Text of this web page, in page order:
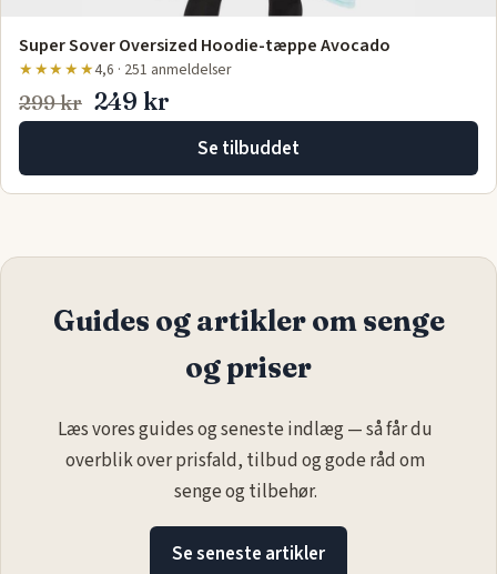
Super Sover Oversized Hoodie-tæppe Avocado
★★★★★4,6 · 251 anmeldelser
299 kr 249 kr
Se tilbuddet
Guides og artikler om senge
og priser
Læs vores guides og seneste indlæg — så får du
overblik over prisfald, tilbud og gode råd om
senge og tilbehør.
Se seneste artikler